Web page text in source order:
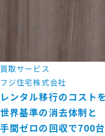
買取サービス
フジ住宅株式会社
レンタル移行のコスト
世界基準の消去体制と
手間ゼロの回収で700